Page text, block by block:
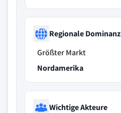
Regionale Dominanz
Größter Markt
Nordamerika
Wichtige Akteure